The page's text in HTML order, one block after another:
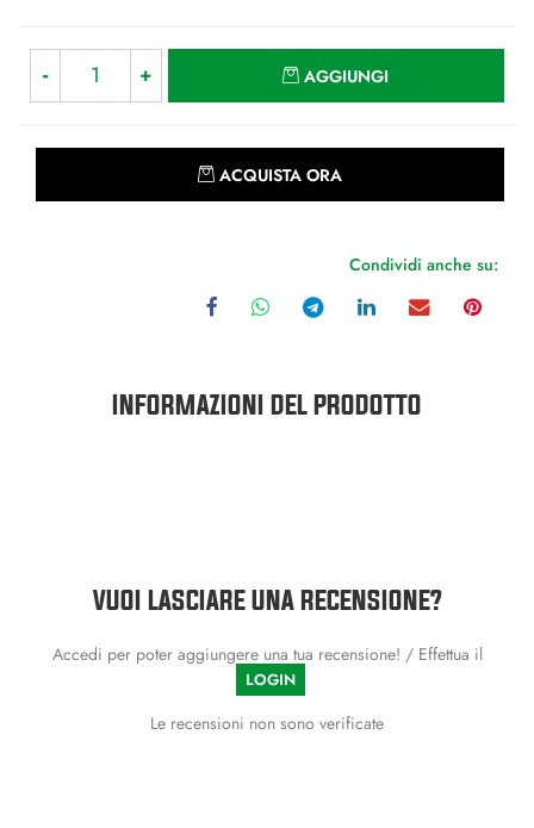
AGGIUNGI
ACQUISTA ORA
Condividi anche su:
INFORMAZIONI DEL PRODOTTO
VUOI LASCIARE UNA RECENSIONE?
Accedi per poter aggiungere una tua recensione! / Effettua il
LOGIN
Le recensioni non sono verificate